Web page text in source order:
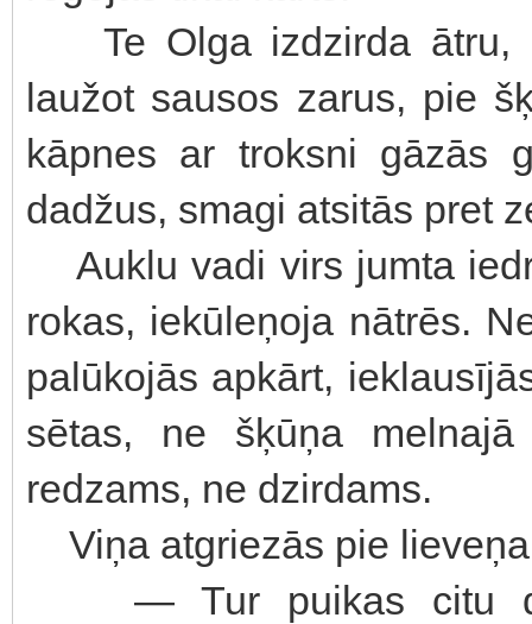
Te Olga izdzirda ātru,
laužot sausos zarus, pie
kāpnes ar troksni gāzās
dadžus, smagi atsitās pret
Auklu vadi virs jumta
rokas, iekūleņoja nātrēs.
palūkojās apkārt,
sētas, ne šķūņa
redzams, ne dzirdams.
Viņa atgriezās pie
— Tur puikas citu